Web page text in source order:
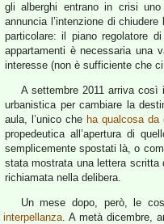
gli alberghi entrano in crisi
annuncia l’intenzione di
particolare: il piano regolatore
appartamenti è necessaria una
interesse (non è sufficiente che
A settembre 2011 arriva
urbanistica per cambiare la
aula, l’unico che ha qualcosa da
propedeutica all’apertura di
semplicemente spostati là, o
stata mostrata una lettera scritta
richiamata nella delibera.
Un mese dopo, però, le
interpellanza. A metà dicembre,